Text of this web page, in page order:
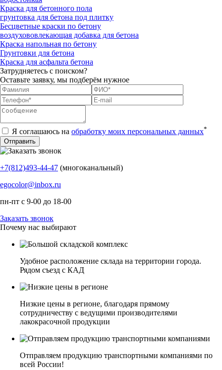
Краска для бетонного пола
грунтовка для бетона под плитку
Бесцветные краски по бетону
воздухововлекающая добавка для бетона
Краска напольная по бетону
Грунтовки для бетона
Краска для асфальта бетона
Затрудняетесь с поиском?
Оставьте заявку, мы подберём нужное
Я соглашаюсь на обработку моих персональных данных*
+7(812)493-44-47 (многоканальный)
egocolor@inbox.ru
пн-пт с 9-00 до 18-00
Заказать звонок
Почему нас выбирают
Удобное расположение склада на территории города.
Рядом съезд с КАД
Низкие цены в регионе, благодаря прямому
сотрудничеству с ведущими производителями
лакокрасочной продукции
Отправляем продукцию транспортными компаниями по
всей России!